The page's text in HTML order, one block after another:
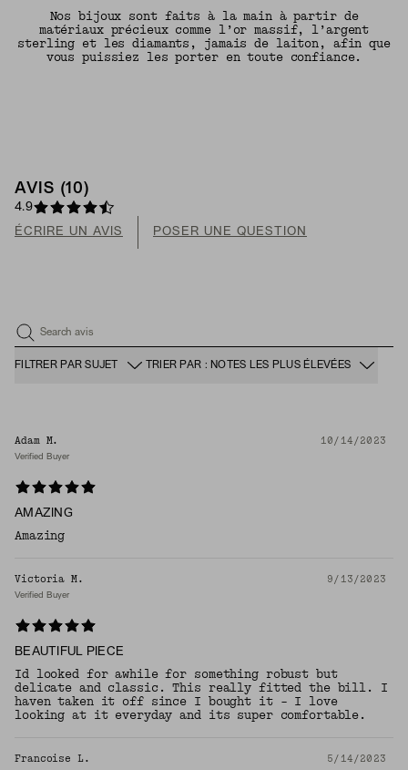
Nos bijoux sont faits à la main à partir de
matériaux précieux comme l’or massif, l’argent
sterling et les diamants, jamais de laiton, afin que
vous puissiez les porter en toute confiance.
AVIS (10)
4.9
ÉCRIRE UN AVIS POSER UNE QUESTION
Search avis
FILTRER PAR SUJET TRIER PAR : NOTES LES PLUS ÉLEVÉES
Adam M. 10/14/2023
Verified Buyer
AMAZING
Amazing
Victoria M. 9/13/2023
Verified Buyer
BEAUTIFUL PIECE
Id looked for awhile for something robust but
delicate and classic. This really fitted the bill. I
haven taken it off since I bought it - I love
looking at it everyday and its super comfortable.
Francoise L. 5/14/2023